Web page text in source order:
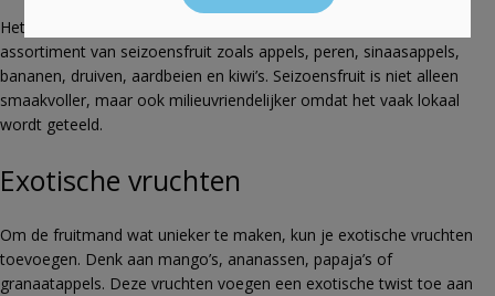
Het hart van elke fruitmand bestaat uit vers fruit. Kies een
assortiment van seizoensfruit zoals appels, peren, sinaasappels,
bananen, druiven, aardbeien en kiwi’s. Seizoensfruit is niet alleen
smaakvoller, maar ook milieuvriendelijker omdat het vaak lokaal
wordt geteeld.
Exotische vruchten
Om de fruitmand wat unieker te maken, kun je exotische vruchten
toevoegen. Denk aan mango’s, ananassen, papaja’s of
granaatappels. Deze vruchten voegen een exotische twist toe aan